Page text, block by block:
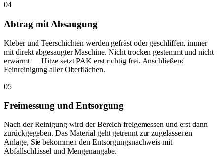
04
Abtrag mit Absaugung
Kleber und Teerschichten werden gefräst oder geschliffen, immer
mit direkt abgesaugter Maschine. Nicht trocken gestemmt und nicht
erwärmt — Hitze setzt PAK erst richtig frei. Anschließend
Feinreinigung aller Oberflächen.
05
Freimessung und Entsorgung
Nach der Reinigung wird der Bereich freigemessen und erst dann
zurückgegeben. Das Material geht getrennt zur zugelassenen
Anlage, Sie bekommen den Entsorgungsnachweis mit
Abfallschlüssel und Mengenangabe.